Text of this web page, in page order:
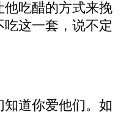
吃醋的方式来挽
这一套，说不定
道你爱他们。如